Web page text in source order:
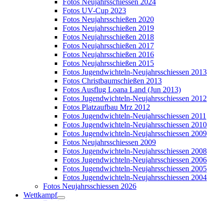
Fotos Neujahrsschiessen 2024
Fotos UV-Cup 2023
Fotos Neujahrsschießen 2020
Fotos Neujahrsschießen 2019
Fotos Neujahrsschießen 2018
Fotos Neujahrsschießen 2017
Fotos Neujahrsschießen 2016
Fotos Neujahrsschießen 2015
Fotos Jugendwichteln-Neujahrsschiessen 2013
Fotos Christbaumschießen 2013
Fotos Ausflug Loana Land (Jun 2013)
Fotos Jugendwichteln-Neujahrsschiessen 2012
Fotos Platzaufbau Mrz 2012
Fotos Jugendwichteln-Neujahrsschiessen 2011
Fotos Jugendwichteln-Neujahrsschiessen 2010
Fotos Jugendwichteln-Neujahrsschiessen 2009
Fotos Neujahrsschiessen 2009
Fotos Jugendwichteln-Neujahrsschiessen 2008
Fotos Jugendwichteln-Neujahrsschiessen 2006
Fotos Jugendwichteln-Neujahrsschiessen 2005
Fotos Jugendwichteln-Neujahrsschiessen 2004
Fotos Neujahrsschiessen 2026
Wettkampf